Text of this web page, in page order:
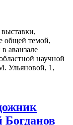
общей темой,
аванзале
научной
Ульяновой, 1,